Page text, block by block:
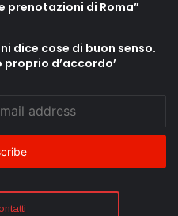
prenotazioni di Roma”
dice cose di buon senso.
d’accordo’